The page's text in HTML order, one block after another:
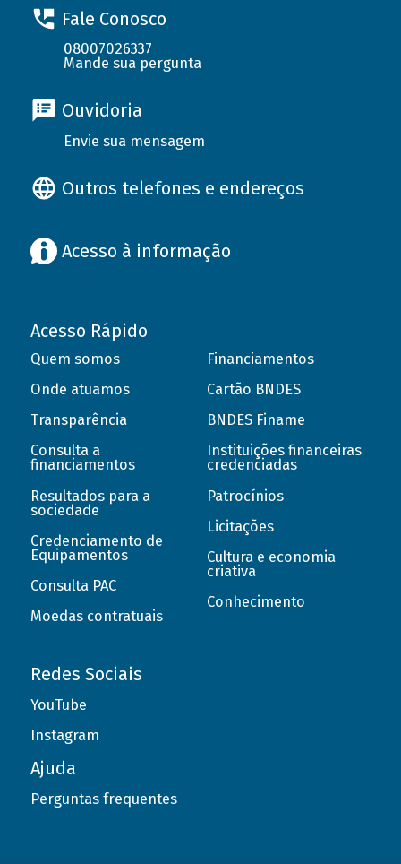
Fale Conosco
08007026337
Mande sua pergunta
Ouvidoria
Envie sua mensagem
Outros telefones e endereços
Acesso à informação
Acesso Rápido
Quem somos
Onde atuamos
Transparência
Consulta a
financiamentos
Resultados para a
sociedade
Credenciamento de
Equipamentos
Consulta PAC
Moedas contratuais
Financiamentos
Cartão BNDES
BNDES Finame
Instituições financeiras
credenciadas
Patrocínios
Licitações
Cultura e economia
criativa
Conhecimento
Redes Sociais
YouTube
Instagram
Ajuda
Perguntas frequentes